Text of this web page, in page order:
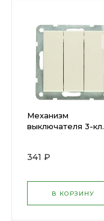
Механизм
выключателя 3-кл.
ATLAS беж.
1240191 )
341 ₽
В КОРЗИНУ